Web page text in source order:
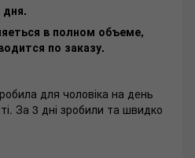
дня.
в полном объеме,
по заказу.
для чоловіка на день
За 3 дні зробили та швидко